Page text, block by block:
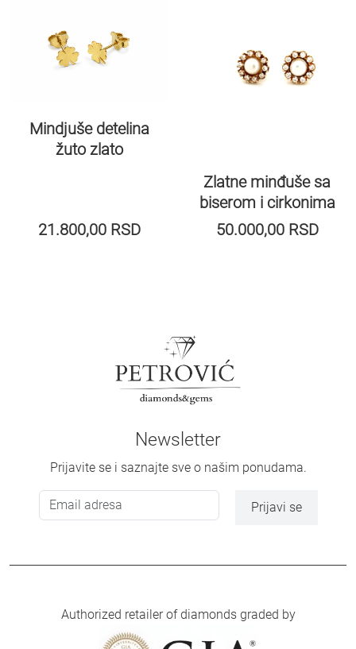
Mindjuše detelina
žuto zlato
21.800,00 RSD
Zlatne minđuše sa
biserom i cirkonima
50.000,00 RSD
Newsletter
Prijavite se i saznajte sve o našim ponudama.
Prijavi se
Authorized retailer of diamonds graded by